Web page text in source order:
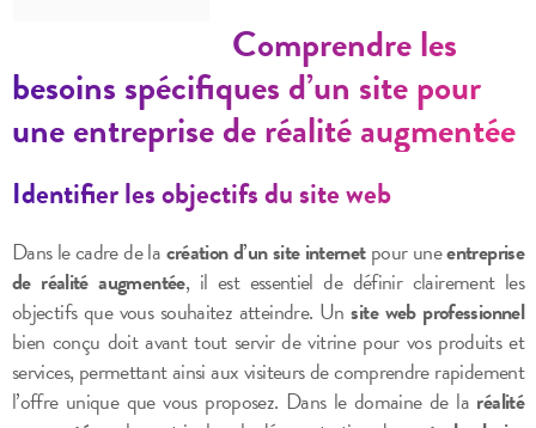
Comprendre les
besoins spécifiques d’un site pour
une entreprise de réalité augmentée
Identifier les objectifs du site web
Dans le cadre de lacréation d’un site internetpour uneentreprise
de réalité augmentée, il est essentiel de définir clairement les
objectifs que vous souhaitez atteindre. Unsite web professionnel
bien conçu doit avant tout servir de vitrine pour vos produits et
services, permettant ainsi aux visiteurs de comprendre rapidement
l’offre unique que vous proposez. Dans le domaine de la réalité